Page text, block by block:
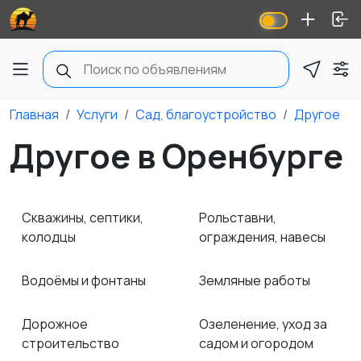
Главная Услуги Сад, благоустройство Другое
Другое в Оренбурге
Скважины, септики,
колодцы
Водоёмы и фонтаны
Дорожное
строительство
Рольставни,
ограждения, навесы
Земляные работы
Озеленение, уход за
садом и огородом